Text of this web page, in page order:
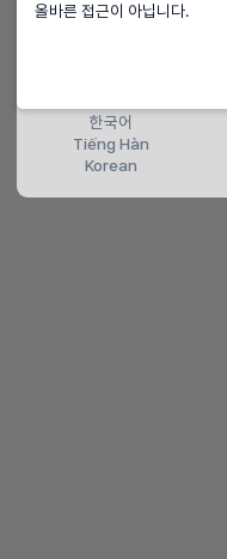
한국어
Tiếng Hàn
Korean
올바른 접근이 아닙니다.